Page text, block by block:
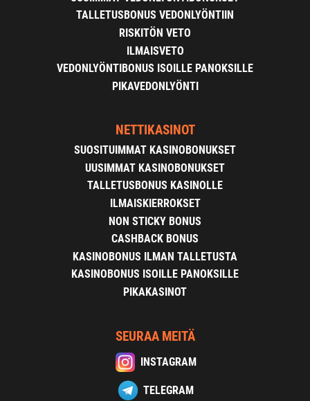
TALLETUSBONUS VEDONLYÖNTIIN
RISKITÖN VETO
ILMAISVETO
VEDONLYÖNTIBONUS ISOILLE PANOKSILLE
PIKAVEDONLYÖNTI
NETTIKASINOT
SUOSITUIMMAT KASINOBONUKSET
UUSIMMAT KASINOBONUKSET
TALLETUSBONUS KASINOLLE
ILMAISKIERROKSET
NON STICKY BONUS
CASHBACK BONUS
KASINOBONUS ILMAN TALLETUSTA
KASINOBONUS ISOILLE PANOKSILLE
PIKAKASINOT
SEURAA MEITÄ
INSTAGRAM
TELEGRAM